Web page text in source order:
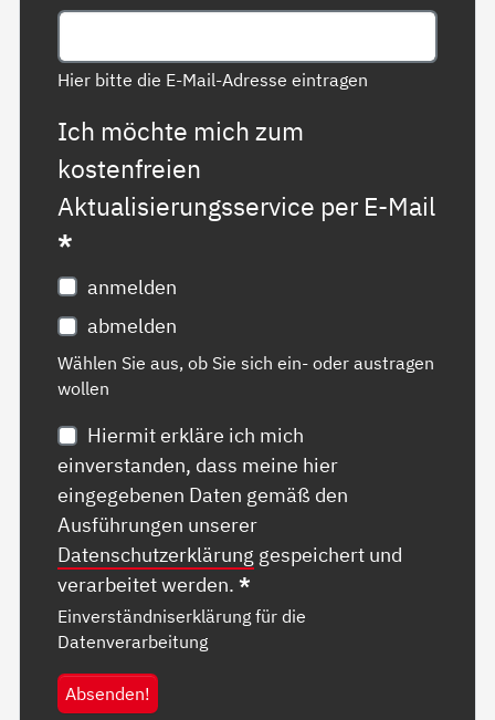
Hier bitte die E-Mail-Adresse eintragen
Ich möchte mich zum
kostenfreien
Aktualisierungsservice per E-Mail
*
anmelden
abmelden
Wählen Sie aus, ob Sie sich ein- oder austragen
wollen
Hiermit erkläre ich mich
einverstanden, dass meine hier
eingegebenen Daten gemäß den
Ausführungen unserer
Datenschutzerklärung gespeichert und
verarbeitet werden.*
Einverständniserklärung für die
Datenverarbeitung
Absenden!